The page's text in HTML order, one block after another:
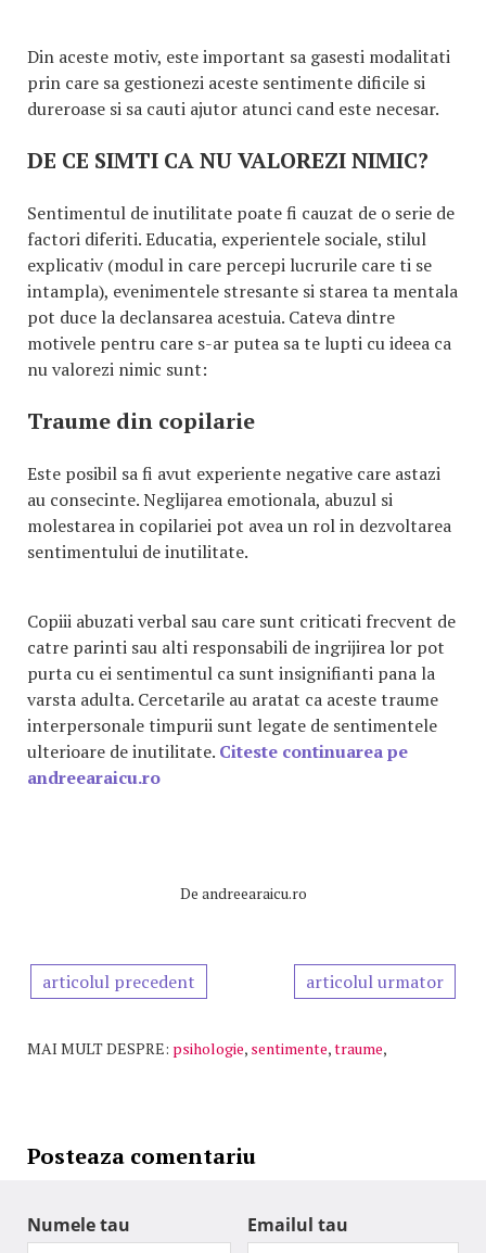
Din aceste motiv, este important sa gasesti modalitati
prin care sa gestionezi aceste sentimente dificile si
dureroase si sa cauti ajutor atunci cand este necesar.
DE CE SIMTI CA NU VALOREZI NIMIC?
Sentimentul de inutilitate poate fi cauzat de o serie de
factori diferiti. Educatia, experientele sociale, stilul
explicativ (modul in care percepi lucrurile care ti se
intampla), evenimentele stresante si starea ta mentala
pot duce la declansarea acestuia. Cateva dintre
motivele pentru care s-ar putea sa te lupti cu ideea ca
nu valorezi nimic sunt:
Traume din copilarie
Este posibil sa fi avut experiente negative care astazi
au consecinte. Neglijarea emotionala, abuzul si
molestarea in copilariei pot avea un rol in dezvoltarea
sentimentului de inutilitate.
Copiii abuzati verbal sau care sunt criticati frecvent de
catre parinti sau alti responsabili de ingrijirea lor pot
purta cu ei sentimentul ca sunt insignifianti pana la
varsta adulta. Cercetarile au aratat ca aceste traume
interpersonale timpurii sunt legate de sentimentele
ulterioare de inutilitate. Citeste continuarea pe
andreearaicu.ro
De andreearaicu.ro
articolul precedent articolul urmator
MAI MULT DESPRE: psihologie, sentimente,traume,
Posteaza comentariu
Numele tau Emailul tau